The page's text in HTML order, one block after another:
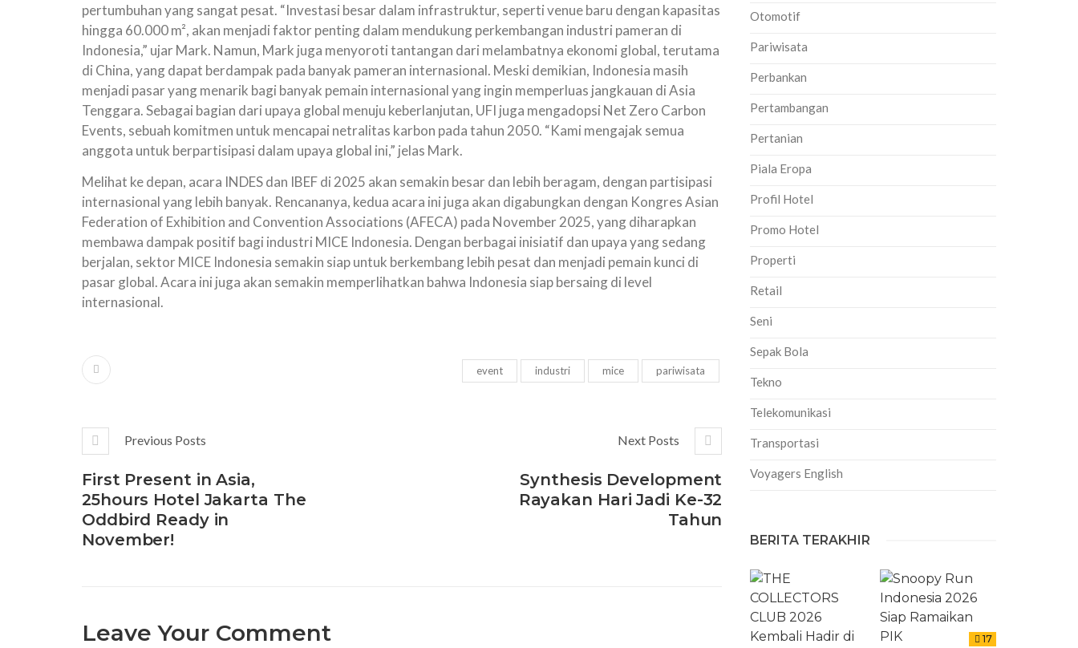
pertumbuhan yang sangat pesat. “Investasi besar dalam infrastruktur, seperti venue baru dengan kapasitas
hingga 60.000 m², akan menjadi faktor penting dalam mendukung perkembangan industri pameran di
Indonesia,” ujar Mark. Namun, Mark juga menyoroti tantangan dari melambatnya ekonomi global, terutama
di China, yang dapat berdampak pada banyak pameran internasional. Meski demikian, Indonesia masih
menjadi pasar yang menarik bagi banyak pemain internasional yang ingin memperluas jangkauan di Asia
Tenggara. Sebagai bagian dari upaya global menuju keberlanjutan, UFI juga mengadopsi Net Zero Carbon
Events, sebuah komitmen untuk mencapai netralitas karbon pada tahun 2050. “Kami mengajak semua
anggota untuk berpartisipasi dalam upaya global ini,” jelas Mark.
Melihat ke depan, acara INDES dan IBEF di 2025 akan semakin besar dan lebih beragam, dengan partisipasi
internasional yang lebih banyak. Rencananya, kedua acara ini juga akan digabungkan dengan Kongres Asian
Federation of Exhibition and Convention Associations (AFECA) pada November 2025, yang diharapkan
membawa dampak positif bagi industri MICE Indonesia. Dengan berbagai inisiatif dan upaya yang sedang
berjalan, sektor MICE Indonesia semakin siap untuk berkembang lebih pesat dan menjadi pemain kunci di
pasar global. Acara ini juga akan semakin memperlihatkan bahwa Indonesia siap bersaing di level
internasional.
event industri mice pariwisata
Previous Posts
First Present in Asia,
25hours Hotel Jakarta The
Oddbird Ready in
November!
Next Posts
Synthesis Development
Rayakan Hari Jadi Ke-32
Tahun
Leave Your Comment
Otomotif
Pariwisata
Perbankan
Pertambangan
Pertanian
Piala Eropa
Profil Hotel
Promo Hotel
Properti
Retail
Seni
Sepak Bola
Tekno
Telekomunikasi
Transportasi
Voyagers English
BERITA TERAKHIR
17